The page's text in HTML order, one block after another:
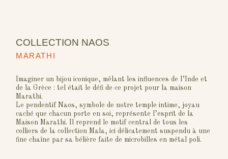
COLLECTION NAOS
MARATHI
Imaginer un bijou iconique, mêlant les influences de l’Inde et
de la Grèce : tel était le défi de ce projet pour la maison
Marathi.
Le pendentif Naos, symbole de notre temple intime, joyau
caché que chacun porte en soi, représente l’esprit de la
Maison Marathi. Il reprend le motif central de tous les
colliers de la collection Mala, ici délicatement suspendu à une
fine chaîne par sa bélière faite de microbilles en métal poli.